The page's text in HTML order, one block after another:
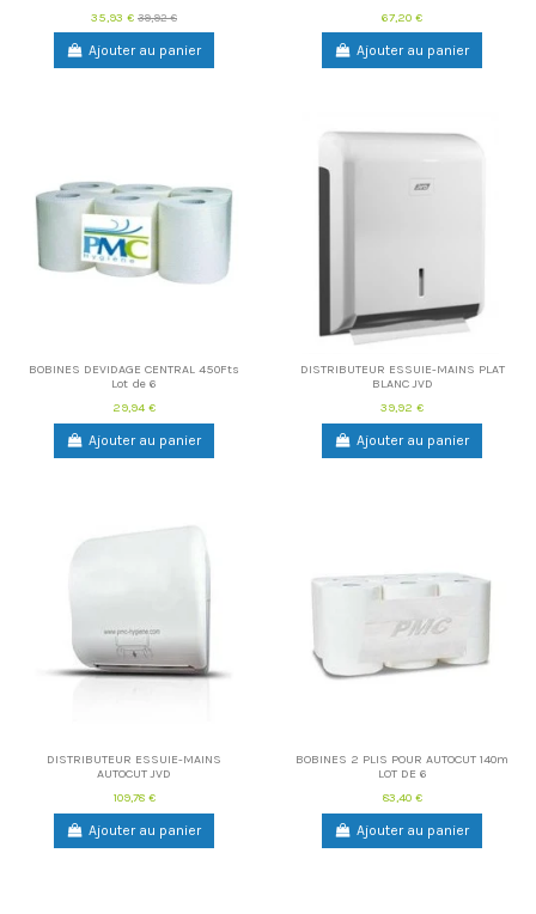
35,93 € 39,92 €
Ajouter au panier
67,20 €
Ajouter au panier
BOBINES DEVIDAGE CENTRAL 450Fts
Lot de 6
29,94 €
Ajouter au panier
DISTRIBUTEUR ESSUIE-MAINS PLAT
BLANC JVD
39,92 €
Ajouter au panier
DISTRIBUTEUR ESSUIE-MAINS
AUTOCUT JVD
109,78 €
Ajouter au panier
BOBINES 2 PLIS POUR AUTOCUT 140m
LOT DE 6
83,40 €
Ajouter au panier